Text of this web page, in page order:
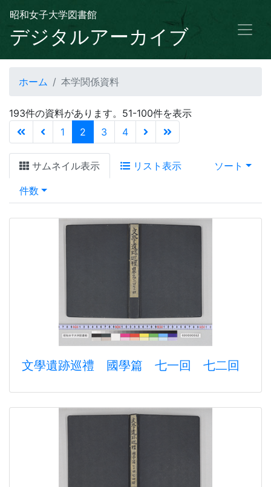
昭和女子大学図書館
デジタルアーカイブ
ホーム 本学関係資料
193件の資料があります。51-100件を表示
1
2 (current)
3 4
サムネイル表示 リスト表示 ソート
件数
文學遺跡巡禮 國學篇 七一回 七二回